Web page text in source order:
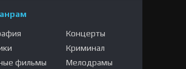
фильмы
Концерты
Криминал
Мелодрамы